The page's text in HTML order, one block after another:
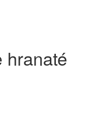
hranaté